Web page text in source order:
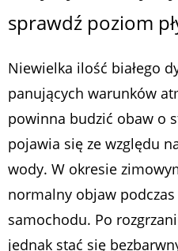
sprawdź poziom
Niewielka ilość białego
panujących warunków
powinna budzić obaw o
pojawia się ze względu
wody. W okresie
normalny objaw
samochodu. Po
jednak stać się